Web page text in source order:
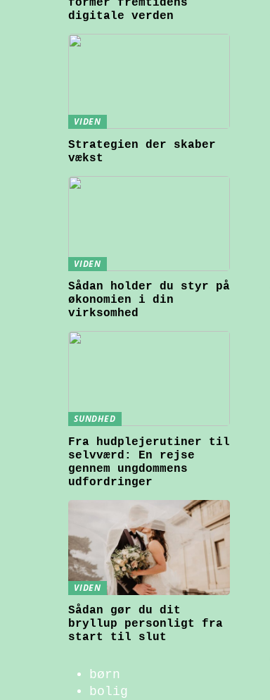
former fremtidens
digitale verden
VIDEN
Strategien der skaber
vækst
VIDEN
Sådan holder du styr på
økonomien i din
virksomhed
SUNDHED
Fra hudplejerutiner til
selvværd: En rejse
gennem ungdommens
udfordringer
VIDEN
Sådan gør du dit
bryllup personligt fra
start til slut
børn
bolig